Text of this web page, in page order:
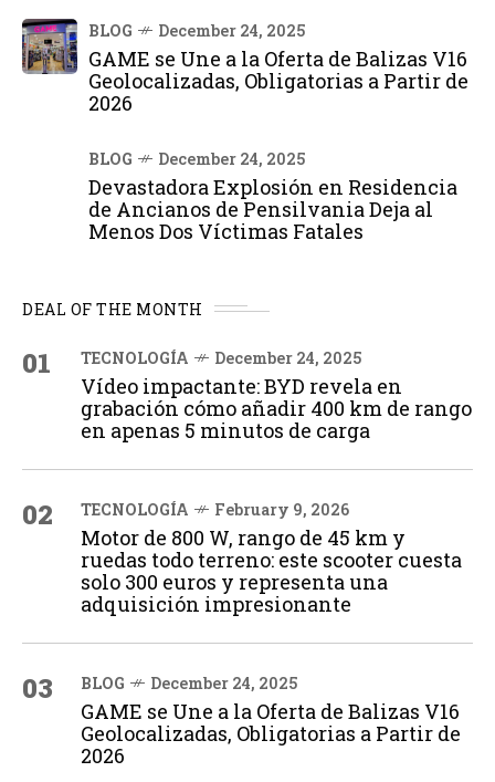
BLOG December 24, 2025
GAME se Une a la Oferta de Balizas V16
Geolocalizadas, Obligatorias a Partir de
2026
BLOG December 24, 2025
Devastadora Explosión en Residencia
de Ancianos de Pensilvania Deja al
Menos Dos Víctimas Fatales
DEAL OF THE MONTH
01 TECNOLOGÍA December 24, 2025
Vídeo impactante: BYD revela en
grabación cómo añadir 400 km de rango
en apenas 5 minutos de carga
02 TECNOLOGÍA February 9, 2026
Motor de 800 W, rango de 45 km y
ruedas todo terreno: este scooter cuesta
solo 300 euros y representa una
adquisición impresionante
03 BLOG December 24, 2025
GAME se Une a la Oferta de Balizas V16
Geolocalizadas, Obligatorias a Partir de
2026